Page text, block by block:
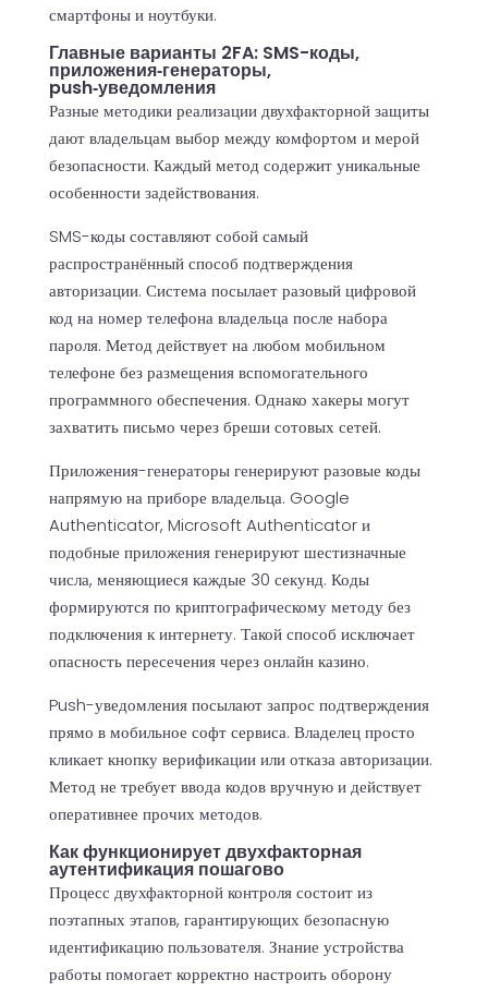
смартфоны и ноутбуки.
Главные варианты 2FA: SMS-коды,
приложения‑генераторы,
push‑уведомления
Разные методики реализации двухфакторной защиты
дают владельцам выбор между комфортом и мерой
безопасности. Каждый метод содержит уникальные
особенности задействования.
SMS-коды составляют собой самый
распространённый способ подтверждения
авторизации. Система посылает разовый цифровой
код на номер телефона владельца после набора
пароля. Метод действует на любом мобильном
телефоне без размещения вспомогательного
программного обеспечения. Однако хакеры могут
захватить письмо через бреши сотовых сетей.
Приложения-генераторы генерируют разовые коды
напрямую на приборе владельца. Google
Authenticator, Microsoft Authenticator и
подобные приложения генерируют шестизначные
числа, меняющиеся каждые 30 секунд. Коды
формируются по криптографическому методу без
подключения к интернету. Такой способ исключает
опасность пересечения через онлайн казино.
Push-уведомления посылают запрос подтверждения
прямо в мобильное софт сервиса. Владелец просто
кликает кнопку верификации или отказа авторизации.
Метод не требует ввода кодов вручную и действует
оперативнее прочих методов.
Как функционирует двухфакторная
аутентификация пошагово
Процесс двухфакторной контроля состоит из
поэтапных этапов, гарантирующих безопасную
идентификацию пользователя. Знание устройства
работы помогает корректно настроить оборону